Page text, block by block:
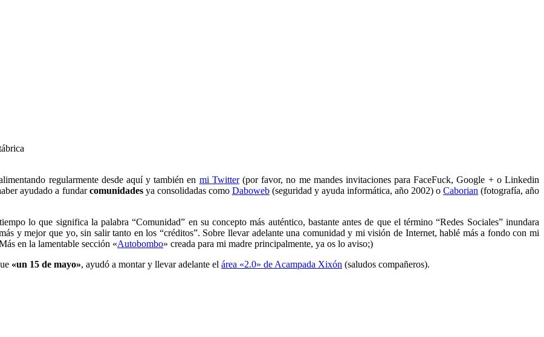
regularmente desde aquí y también en mi Twitter(por favor, no me mandes invitaciones para FaceFuck, Google + o Linkedin
ayudado a fundarcomunidadesya consolidadas como Daboweb(seguridad y ayuda informática, año 2002) o Caborian (fotografía, año
lo que significa la palabra “Comunidad” en su concepto más auténtico, bastante antes de que el término “Redes Sociales” inundara
y mejor que yo, sin salir tanto en los “créditos”. Sobre llevar adelante una comunidad y mi visión de Internet, hablé más a fondo con mi
en la lamentable sección «Autobombo» creada para mi madre principalmente, ya os lo aviso;)
«un 15 de mayo», ayudó a montar y llevar adelante el área «2.0» de Acampada Xixón (saludos compañeros).